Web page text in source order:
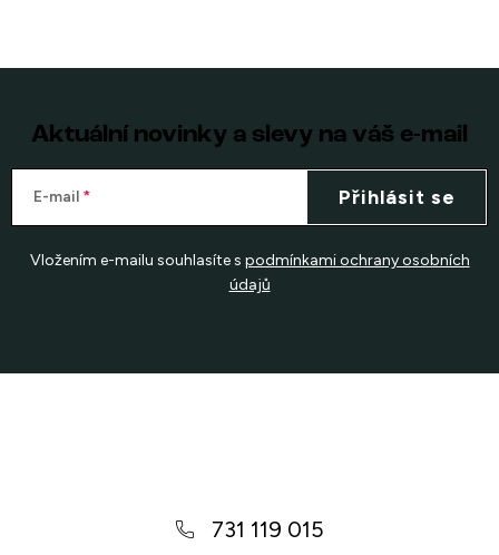
Aktuální novinky a slevy na váš e-mail
E-mail
Vložením e-mailu souhlasíte s podmínkami ochrany osobních
údajů
Přihlásit se
731 119 015